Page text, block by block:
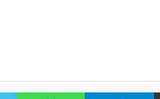
Twitter WhatsApp